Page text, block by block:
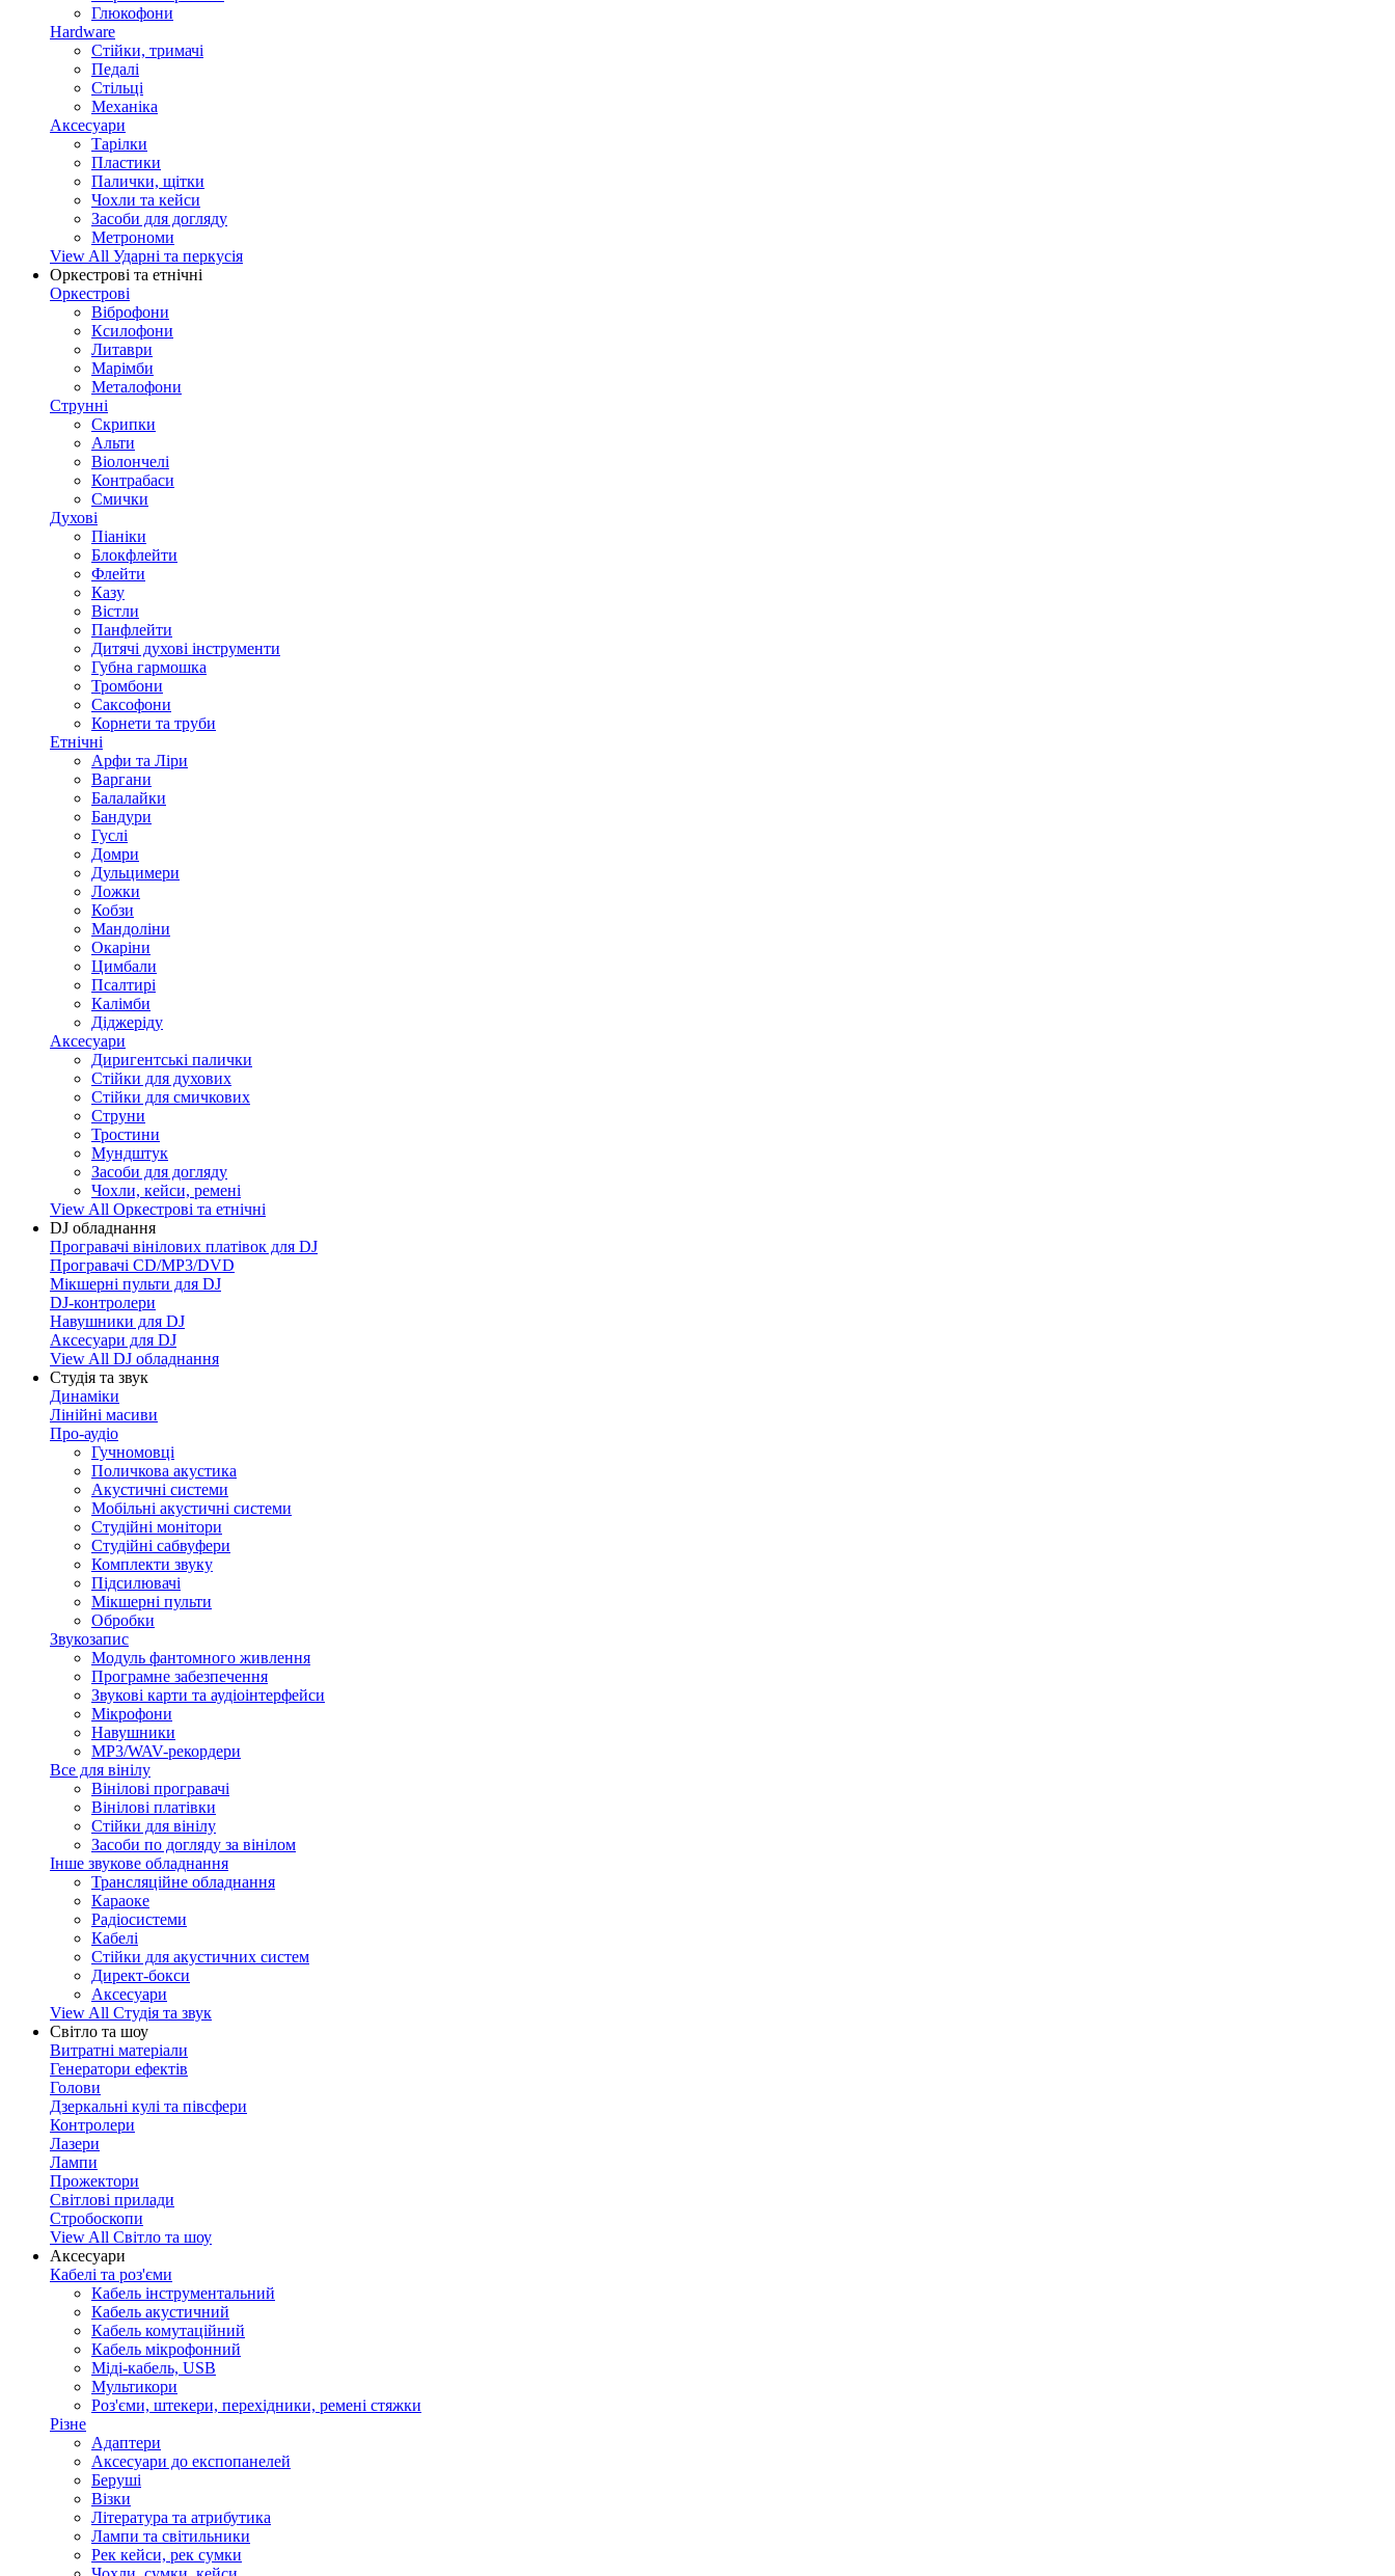
Глюкофони
Hardware
Стійки, тримачі
Педалі
Стільці
Механіка
Аксесуари
Тарілки
Пластики
Палички, щітки
Чохли та кейси
Засоби для догляду
Метрономи
View All Ударні та перкусія
Оркестрові та етнічні
Оркестрові
Віброфони
Ксилофони
Литаври
Марімби
Металофони
Струнні
Скрипки
Альти
Віолончелі
Контрабаси
Смички
Духові
Піаніки
Блокфлейти
Флейти
Казу
Вістли
Панфлейти
Дитячі духові інструменти
Губна гармошка
Тромбони
Саксофони
Корнети та труби
Етнічні
Арфи та Ліри
Варгани
Балалайки
Бандури
Гуслі
Домри
Дульцимери
Ложки
Кобзи
Мандоліни
Окаріни
Цимбали
Псалтирі
Калімби
Діджеріду
Аксесуари
Диригентські палички
Стійки для духових
Стійки для смичкових
Струни
Тростини
Мундштук
Засоби для догляду
Чохли, кейси, ремені
View All Оркестрові та етнічні
DJ обладнання
Програвачі вінілових платівок для DJ
Програвачі CD/MP3/DVD
Мікшерні пульти для DJ
DJ-контролери
Навушники для DJ
Аксесуари для DJ
View All DJ обладнання
Студія та звук
Динаміки
Лінійні масиви
Про-аудіо
Гучномовці
Поличкова акустика
Акустичні системи
Мобільні акустичні системи
Студійні монітори
Студійні сабвуфери
Комплекти звуку
Підсилювачі
Мікшерні пульти
Обробки
Звукозапис
Модуль фантомного живлення
Програмне забезпечення
Звукові карти та аудіоінтерфейси
Мікрофони
Навушники
MP3/WAV-рекордери
Все для вінілу
Вінілові програвачі
Вінілові платівки
Стійки для вінілу
Засоби по догляду за вінілом
Інше звукове обладнання
Трансляційне обладнання
Караоке
Радіосистеми
Кабелі
Стійки для акустичних систем
Директ-бокси
Аксесуари
View All Студія та звук
Світло та шоу
Витратні матеріали
Генератори ефектів
Голови
Дзеркальні кулі та півсфери
Контролери
Лазери
Лампи
Прожектори
Світлові прилади
Стробоскопи
View All Світло та шоу
Аксесуари
Кабелі та роз'єми
Кабель інструментальний
Кабель акустичний
Кабель комутаційний
Кабель мікрофонний
Міді-кабель, USB
Мультикори
Роз'єми, штекери, перехідники, ремені стяжки
Різне
Адаптери
Аксесуари до експопанелей
Беруші
Візки
Література та атрибутика
Лампи та світильники
Рек кейси, рек сумки